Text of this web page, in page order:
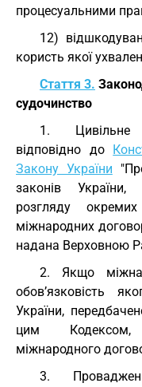
процесуальними
12)
користь якої
Стаття 3.
судочинство
1. Цивільне
відповідно до
Закону України
законів
розгляду
міжнародних
надана Верховною
2. Якщо
обов’язковість
України,
цим Кодексом,
міжнародного
3.